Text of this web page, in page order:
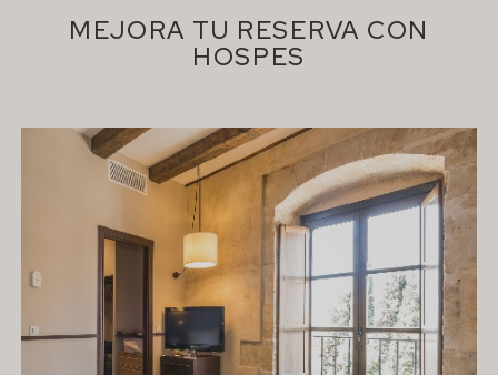
MEJORA TU RESERVA CON
HOSPES